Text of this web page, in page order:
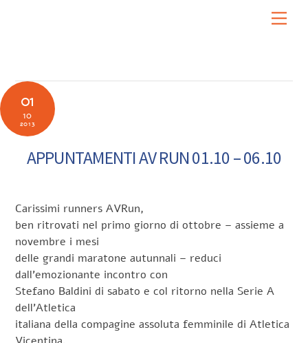
01
10
2013
APPUNTAMENTI AV RUN 01.10 – 06.10
Carissimi runners AVRun,
ben ritrovati nel primo giorno di ottobre – assieme a
novembre i mesi
delle grandi maratone autunnali – reduci
dall’emozionante incontro con
Stefano Baldini di sabato e col ritorno nella Serie A
dell’Atletica
italiana della compagine assoluta femminile di Atletica